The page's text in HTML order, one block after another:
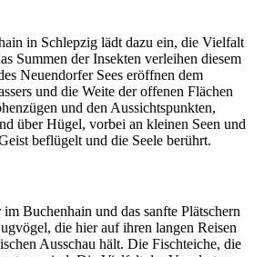
in Schlepzig lädt dazu ein, die Vielfalt
Summen der Insekten verleihen diesem
Neuendorfer Sees eröffnen dem
und die Weite der offenen Flächen
und den Aussichtspunkten,
über Hügel, vorbei an kleinen Seen und
beflügelt und die Seele berührt.
Buchenhain und das sanfte Plätschern
die hier auf ihren langen Reisen
Ausschau hält. Die Fischteiche, die